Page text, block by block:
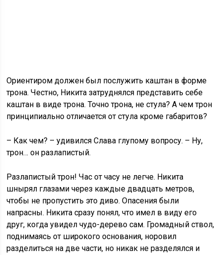
Ориентиром должен был послужить каштан в форме
трона. Честно, Никита затруднялся представить себе
каштан в виде трона. Точно трона, не стула? А чем трон
принципиально отличается от стула кроме габаритов?
– Как чем? – удивился Слава глупому вопросу. – Ну,
трон… он разлапистый.
Разлапистый трон! Час от часу не легче. Никита
шнырял глазами через каждые двадцать метров,
чтобы не пропустить это диво. Опасения были
напрасны. Никита сразу понял, что имел в виду его
друг, когда увидел чудо-дерево сам. Громадный ствол,
поднимаясь от широкого основания, норовил
разделиться на две части, но никак не разделялся и